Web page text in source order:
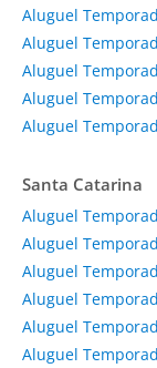
Aluguel
Aluguel
Aluguel
Aluguel
Aluguel
Santa Catarina
Aluguel
Aluguel
Aluguel
Aluguel
Aluguel
Aluguel